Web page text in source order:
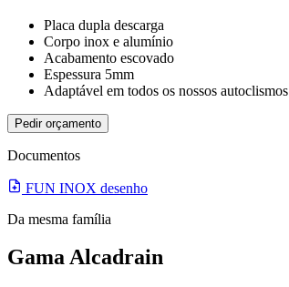
Placa dupla descarga
Corpo inox e alumínio
Acabamento escovado
Espessura 5mm
Adaptável em todos os nossos autoclismos
Pedir orçamento
Documentos
FUN INOX desenho
Da mesma família
Gama Alcadrain